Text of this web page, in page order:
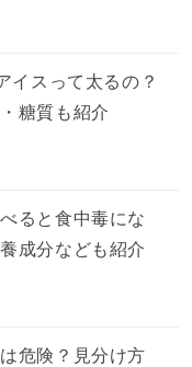
イスって太るの？
糖質も紹介
ると食中毒にな
成分なども紹介
危険？見分け方